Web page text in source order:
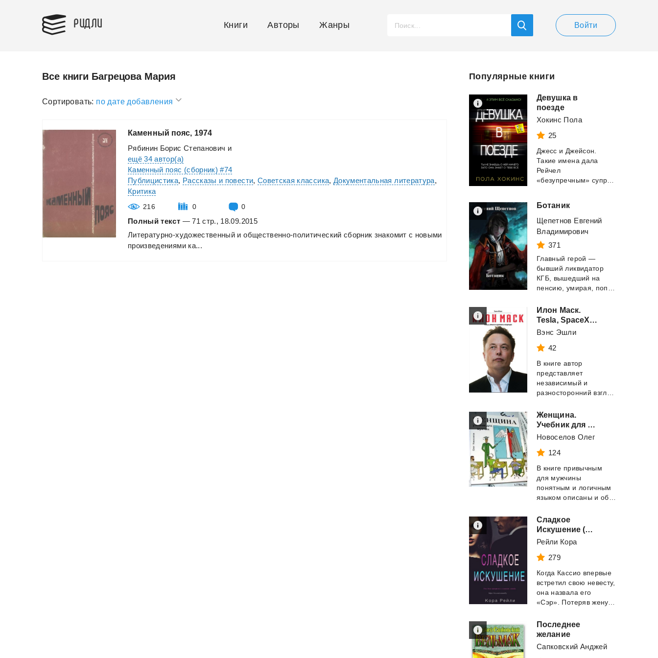
РИДЛИ Книги Авторы Жанры Войти
Все книги Багрецова Мария
Сортировать: по дате добавления
Каменный пояс, 1974
Рябинин Борис Степанович и
ещё 34 автор(а)
Каменный пояс (сборник) #74
Публицистика, Рассказы и повести, Советская классика, Документальная литература,
Критика
216 0 0
Полный текст — 71 стр., 18.09.2015
Литературно-художественный и общественно-политический сборник знакомит с новыми
произведениями ка...
Популярные книги
Девушка в
поезде
Хокинс Пола
25
Джесс и Джейсон.
Такие имена дала
Рейчел
Ботаник
Щепетнов Евгений
Владимирович
371
Главный герой —
бывший ликвидатор
КГБ, вышедший на
Илон Маск.
Tesla, SpaceX и дорога в будущее
Вэнс Эшли
42
В книге автор
представляет
независимый и
Женщина.
Учебник для мужчин
Новоселов Олег
124
В книге привычным
для мужчины
понятным и логичным
Сладкое
Искушение (ЛП)
Рейли Кора
279
Когда Кассио впервые
встретил свою невесту,
она назвала его
«Сэр». Потеряв жену, Кассио ос...
Последнее
желание
Сапковский Анджей